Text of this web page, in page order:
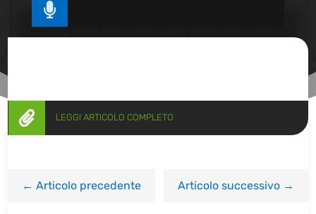

 LEGGI ARTICOLO COMPLETO
←Articolo precedente Articolo successivo→